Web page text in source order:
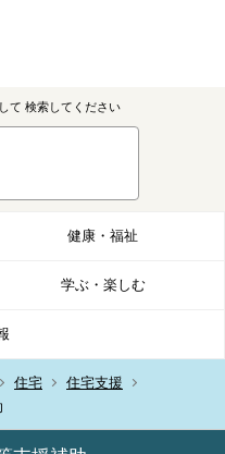
て 検索してください
健康・福祉
学ぶ・楽しむ
住宅
住宅支援